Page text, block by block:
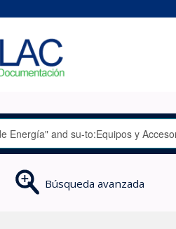
Búsqueda avanzada